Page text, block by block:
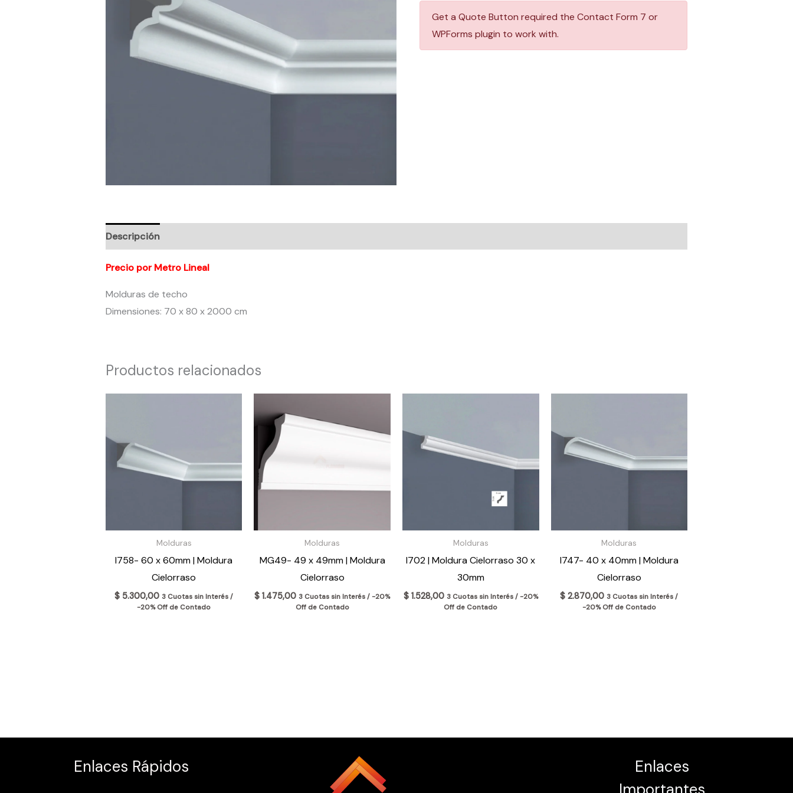
Get a Quote Button required the Contact Form 7 or
WPForms plugin to work with.
Descripción
Precio por Metro Lineal
Molduras de techo
Dimensiones: 70 x 80 x 2000 cm
Productos relacionados
Molduras
I758- 60 x 60mm | Moldura
Cielorraso
$ 5.300,00 3 Cuotas sin Interés /
-20% Off de Contado
Molduras
MG49- 49 x 49mm | Moldura
Cielorraso
$ 1.475,00 3 Cuotas sin Interés / -20%
Off de Contado
Molduras
I702 | Moldura Cielorraso 30 x
30mm
$1.528,00 3 Cuotas sin Interés / -20%
Off de Contado
Molduras
I747- 40 x 40mm | Moldura
Cielorraso
$ 2.870,00 3 Cuotas sin Interés /
-20% Off de Contado
Enlaces Rápidos
Enlaces